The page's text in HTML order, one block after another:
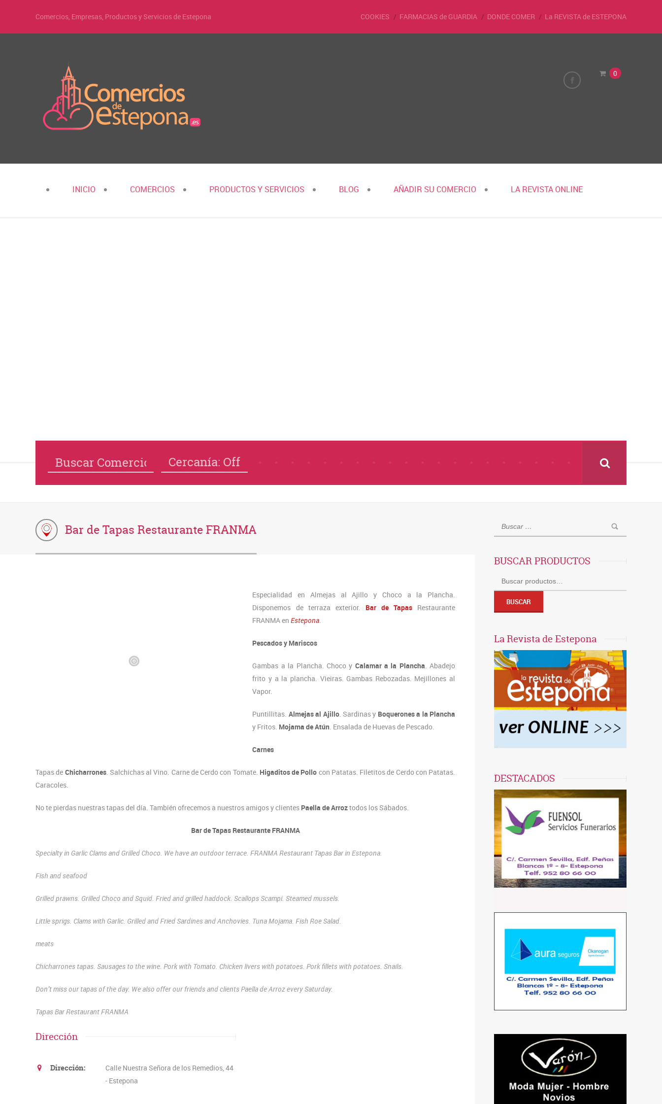
Comercios, Empresas, Productos y Servicios de Estepona COOKIES FARMACIAS de GUARDIA DONDE COMER La REVISTA de ESTEPONA
0
INICIO COMERCIOS PRODUCTOS Y SERVICIOS BLOG AÑADIR SU COMERCIO LA REVISTA ONLINE
Cercanía: Off
Bar de Tapas Restaurante FRANMA
Especialidad en Almejas al Ajillo y Choco a la Plancha.
Disponemos de terraza exterior. Bar de TapasRestaurante
FRANMA enEstepona.
Pescados y Mariscos
Gambas a la Plancha. Choco y Calamar a la Plancha. Abadejo
frito y a la plancha. Vieiras. Gambas Rebozadas. Mejillones al
Vapor.
Puntillitas. Almejas al Ajillo. Sardinas y Boquerones a la Plancha
y Fritos. Mojama de Atún. Ensalada de Huevas de Pescado.
Carnes
Tapas de Chicharrones. Salchichas al Vino. Carne de Cerdo con Tomate. Higaditos de Pollo con Patatas. Filetitos de Cerdo con Patatas.
Caracoles.
No te pierdas nuestras tapas del día. También ofrecemos a nuestros amigos y clientes Paella de Arroztodos los Sábados.
Bar de Tapas Restaurante FRANMA
Specialty in Garlic Clams and Grilled Choco. We have an outdoor terrace. FRANMA Restaurant Tapas Bar in Estepona.
Fish and seafood
Grilled prawns. Grilled Choco and Squid. Fried and grilled haddock. Scallops Scampi. Steamed mussels.
Little sprigs. Clams with Garlic. Grilled and Fried Sardines and Anchovies. Tuna Mojama. Fish Roe Salad.
meats
Chicharrones tapas. Sausages to the wine. Pork with Tomato. Chicken livers with potatoes. Pork fillets with potatoes. Snails.
Don’t miss our tapas of the day. We also offer our friends and clients Paella de Arroz every Saturday.
Tapas Bar Restaurant FRANMA
Dirección
Dirección:
Calle Nuestra Señora de los Remedios, 44
- Estepona
BUSCAR PRODUCTOS
Buscar
por:
BUSCAR
La Revista de Estepona
DESTACADOS